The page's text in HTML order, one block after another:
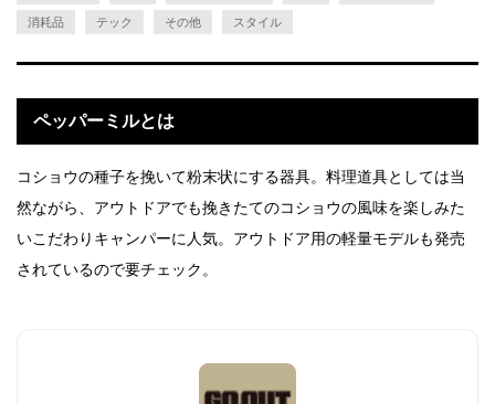
消耗品 テック その他 スタイル
ペッパーミルとは
コショウの種子を挽いて粉末状にする器具。料理道具としては当
然ながら、アウトドアでも挽きたてのコショウの風味を楽しみた
いこだわりキャンパーに人気。アウトドア用の軽量モデルも発売
されているので要チェック。